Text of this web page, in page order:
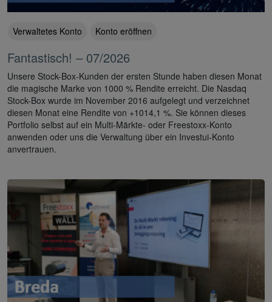
Verwaltetes Konto Konto eröffnen
Fantastisch! – 07/2026
Unsere Stock-Box-Kunden der ersten Stunde haben diesen Monat
die magische Marke von 1000 % Rendite erreicht. Die Nasdaq
Stock-Box wurde im November 2016 aufgelegt und verzeichnet
diesen Monat eine Rendite von +1014,1 %. Sie können dieses
Portfolio selbst auf ein Multi-Märkte- oder Freestoxx-Konto
anwenden oder uns die Verwaltung über ein Investui-Konto
anvertrauen.